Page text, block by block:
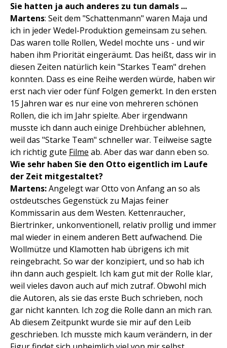
Sie hatten ja auch anderes zu tun damals ...
Martens: Seit dem "Schattenmann" waren Maja und
ich in jeder Wedel-Produktion gemeinsam zu sehen.
Das waren tolle Rollen, Wedel mochte uns - und wir
haben ihm Priorität eingeräumt. Das heißt, dass wir in
diesen Zeiten natürlich kein "Starkes Team" drehen
konnten. Dass es eine Reihe werden würde, haben wir
erst nach vier oder fünf Folgen gemerkt. In den ersten
15 Jahren war es nur eine von mehreren schönen
Rollen, die ich im Jahr spielte. Aber irgendwann
musste ich dann auch einige Drehbücher ablehnen,
weil das "Starke Team" schneller war. Teilweise sagte
ich richtig gute Filme ab. Aber das war dann eben so.
Wie sehr haben Sie den Otto eigentlich im Laufe
der Zeit mitgestaltet?
Martens:Angelegt war Otto von Anfang an so als
ostdeutsches Gegenstück zu Majas feiner
Kommissarin aus dem Westen. Kettenraucher,
Biertrinker, unkonventionell, relativ prollig und immer
mal wieder in einem anderen Bett aufwachend. Die
Wollmütze und Klamotten hab übrigens ich mit
reingebracht. So war der konzipiert, und so hab ich
ihn dann auch gespielt. Ich kam gut mit der Rolle klar,
weil vieles davon auch auf mich zutraf. Obwohl mich
die Autoren, als sie das erste Buch schrieben, noch
gar nicht kannten. Ich zog die Rolle dann an mich ran.
Ab diesem Zeitpunkt wurde sie mir auf den Leib
geschrieben. Ich musste mich kaum verändern, in der